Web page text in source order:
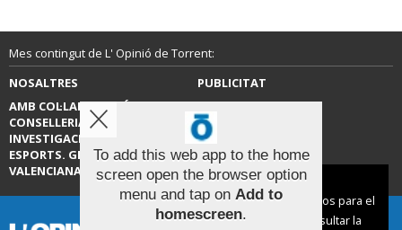
Mes contingut de L' Opinió de Torrent:
NOSALTRES
PUBLICITAT
AMB COL·LABORACIÓ DE LA
CONSELLERIA D’EDUCACIÓ,
INVESTIGACIÓ, CULTURA I
ESPORTS. GENERALITAT
VALENCIANA.
CONTACTE
To add this web app to the home
screen open the browser option
menu and tap on Add to
homescreen.
Aviso sobre el Uso de cookies:
Utilizamos cookies nuestras y de terceros para el
funcionamiento del digital. Puedes consultar la